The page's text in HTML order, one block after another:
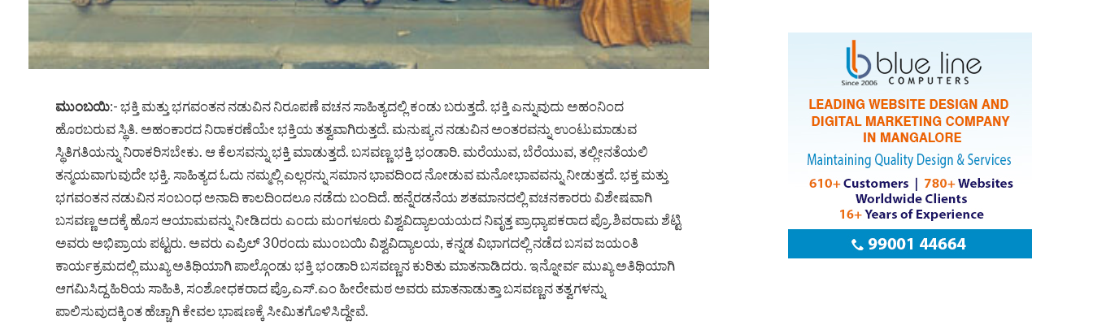
ಮುಂಬಯಿ:- ಭಕ್ತಿ ಮತ್ತು ಭಗವಂತನ ನಡುವಿನ ನಿರೂಪಣೆ ವಚನ ಸಾಹಿತ್ಯದಲ್ಲಿ ಕಂಡು ಬರುತ್ತದೆ. ಭಕ್ತಿ ಎನ್ನುವುದು ಅಹಂನಿಂದ
ಹೊರಬರುವ ಸ್ಥಿತಿ. ಅಹಂಕಾರದ ನಿರಾಕರಣೆಯೇ ಭಕ್ತಿಯ ತತ್ವವಾಗಿರುತ್ತದೆ. ಮನುಷ್ಯನ ನಡುವಿನ ಅಂತರವನ್ನು ಉಂಟುಮಾಡುವ
ಸ್ಥಿತಿಗತಿಯನ್ನು ನಿರಾಕರಿಸಬೇಕು. ಆ ಕೆಲಸವನ್ನು ಭಕ್ತಿ ಮಾಡುತ್ತದೆ. ಬಸವಣ್ಣ ಭಕ್ತಿ ಭಂಡಾರಿ. ಮರೆಯುವ, ಬೆರೆಯುವ, ತಲ್ಲೀನತೆಯಲಿ
ತನ್ಮಯವಾಗುವುದೇ ಭಕ್ತಿ. ಸಾಹಿತ್ಯದ ಓದು ನಮ್ಮಲ್ಲಿ ಎಲ್ಲರನ್ನು ಸಮಾನ ಭಾವದಿಂದ ನೋಡುವ ಮನೋಭಾವವನ್ನು ನೀಡುತ್ತದೆ. ಭಕ್ತ ಮತ್ತು
ಭಗವಂತನ ನಡುವಿನ ಸಂಬಂಧ ಅನಾದಿ ಕಾಲದಿಂದಲೂ ನಡೆದು ಬಂದಿದೆ. ಹನ್ನೆರಡನೆಯ ಶತಮಾನದಲ್ಲಿ ವಚನಕಾರರು ವಿಶೇಷವಾಗಿ
ಬಸವಣ್ಣ ಅದಕ್ಕೆ ಹೊಸ ಆಯಾಮವನ್ನು ನೀಡಿದರು ಎಂದು ಮಂಗಳೂರು ವಿಶ್ವವಿದ್ಯಾಲಯಯದ ನಿವೃತ್ತ ಪ್ರಾಧ್ಯಾಪಕರಾದ ಪ್ರೊ.ಶಿವರಾಮ ಶೆಟ್ಟಿ
ಅವರು ಅಭಿಪ್ರಾಯ ಪಟ್ಟರು. ಅವರು ಎಪ್ರಿಲ್ 30ರಂದು ಮುಂಬಯಿ ವಿಶ್ವವಿದ್ಯಾಲಯ, ಕನ್ನಡ ವಿಭಾಗದಲ್ಲಿ ನಡೆದ ಬಸವ ಜಯಂತಿ
ಕಾರ್ಯಕ್ರಮದಲ್ಲಿ ಮುಖ್ಯ ಅತಿಥಿಯಾಗಿ ಪಾಲ್ಗೊಂಡು ಭಕ್ತಿ ಭಂಡಾರಿ ಬಸವಣ್ಣನ ಕುರಿತು ಮಾತನಾಡಿದರು. ಇನ್ನೋರ್ವ ಮುಖ್ಯ ಅತಿಥಿಯಾಗಿ
ಆಗಮಿಸಿದ್ದ ಹಿರಿಯ ಸಾಹಿತಿ, ಸಂಶೋಧಕರಾದ ಪ್ರೊ.ಎಸ್.ಎಂ ಹೀರೇಮಠ ಅವರು ಮಾತನಾಡುತ್ತಾ ಬಸವಣ್ಣನ ತತ್ವಗಳನ್ನು
ಪಾಲಿಸುವುದಕ್ಕಿಂತ ಹೆಚ್ಚಾಗಿ ಕೇವಲ ಭಾಷಣಕ್ಕೆ ಸೀಮಿತಗೊಳಿಸಿದ್ದೇವೆ.